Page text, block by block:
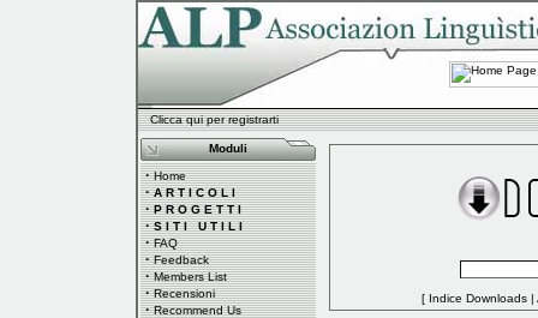
Clicca qui per registrarti
Moduli
· Home
· A R T I C O L I
· P R O G E T T I
· S I T I U T I L I
· FAQ
· Feedback
· Members List
· Recensioni
· Recommend Us
[ Indice Downloads |